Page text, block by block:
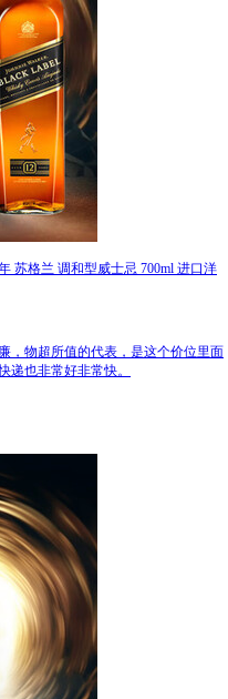
苏格兰 调和型威士忌 700ml 进口洋
，物超所值的代表，是这个价位里面
递也非常好非常快。